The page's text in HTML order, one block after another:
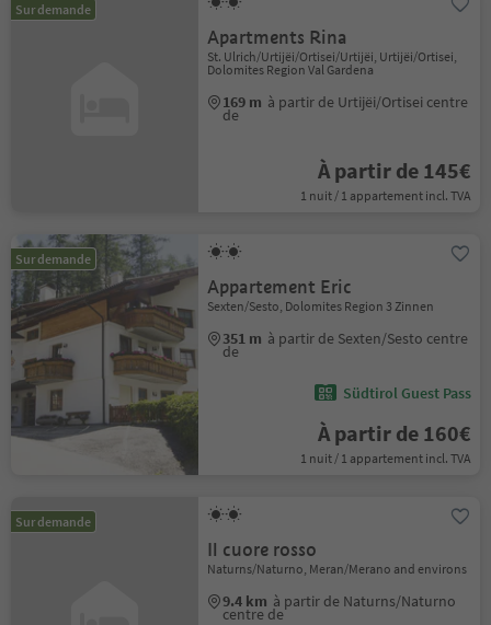
Sur demande
Apartments Rina
St. Ulrich/Urtijëi/Ortisei/Urtijëi, Urtijëi/Ortisei,
Dolomites Region Val Gardena
169 m à partir de Urtijëi/Ortisei centre
de
À partir de 145€
1 nuit / 1 appartement incl. TVA
Sur demande
Appartement Eric
Sexten/Sesto, Dolomites Region 3 Zinnen
351 m à partir de Sexten/Sesto centre
de
Südtirol Guest Pass
À partir de 160€
1 nuit / 1 appartement incl. TVA
Sur demande
Il cuore rosso
Naturns/Naturno, Meran/Merano and environs
9.4 km à partir de Naturns/Naturno
centre de